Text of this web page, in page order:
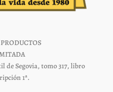
de Segovia, tomo 317, libro
1ª.